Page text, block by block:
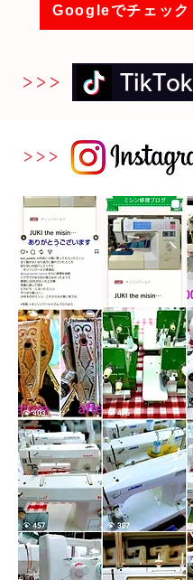
Googleでチェック
TikTok
​＞＞＞
​＞＞＞